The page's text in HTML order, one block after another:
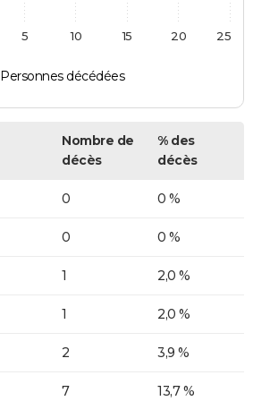
Personnes décédées
5 10 15 20 25
Nombre de
décès
% des
décès
0 0 %
0 0 %
1 2,0 %
1 2,0 %
2 3,9 %
7 13,7 %